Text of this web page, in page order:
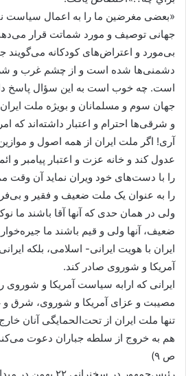
«بعضی مغرضین ما را به اعمال سیاست
جهانی توصیف و مورد شماتت قرار
بی‌مورد و اعتراض‌های کودکانه
دشمنی‌ها شده است و از چشم غرب و
است. چه خوب است به این سؤال پاسخ
جهان سوم و مسلمانان و بویژه ملت
و شرقی‌ها احترام و اعتبار داشته‌اند که
آری! اگر ملت ایران از همه اصول و
عدول کند و خانه عزت و اعتبار پیامبر و
را با دست‌های خود ویران نماید آن وقت
را به عنوان یک ملت ضعیف و فقیر و
ولی در همان حدی که آنها آقا باشند ما
ضعیف، آنها ولی و قیم باشند ما
ایران با هویت ایرانی- اسلامی، بلکه
آمریکا و شوروی صادر کند.
ایرانی که ارابه سیاست آمریکا و شوروی
مصیبت و عزای آمریکا و شوروی، شرق
تنها ملت ایران از تحت‌الحمایگی آنان
ص ۹)
رئيس‌جمهور در